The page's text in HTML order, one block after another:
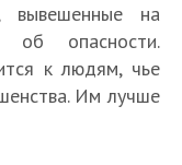
вывешенные на
об опасности.
к людям, чье
Им лучше